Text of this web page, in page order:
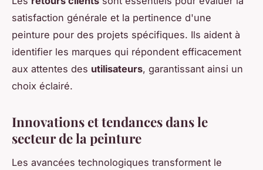
satisfaction générale et la pertinence d'une
peinture pour des projets spécifiques. Ils aident à
identifier les marques qui répondent efficacement
aux attentes des utilisateurs, garantissant ainsi un
choix éclairé.
Innovations et tendances dans le
secteur de la peinture
Les avancées technologiques transforment le